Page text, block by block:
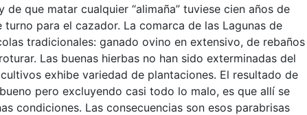
que matar cualquier “alimaña” tuviese cien años de
para el cazador. La comarca de las Lagunas de
tradicionales: ganado ovino en extensivo, de rebaños
Las buenas hierbas no han sido exterminadas del
exhibe variedad de plantaciones. El resultado de
pero excluyendo casi todo lo malo, es que allí se
condiciones. Las consecuencias son esos parabrisas